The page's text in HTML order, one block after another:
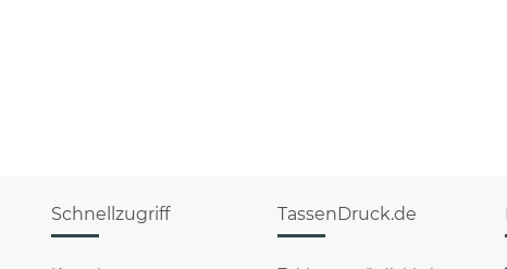
Schnellzugriff TassenDruck.de